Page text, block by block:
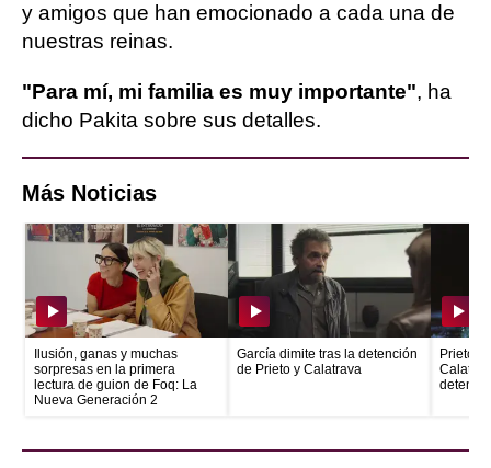
y amigos que han emocionado a cada una de
nuestras reinas.
"Para mí, mi familia es muy importante", ha
dicho Pakita sobre sus detalles.
Más Noticias
Ilusión, ganas y muchas
sorpresas en la primera
lectura de guion de Foq: La
Nueva Generación 2
García dimite tras la detención
de Prieto y Calatrava
Prieto